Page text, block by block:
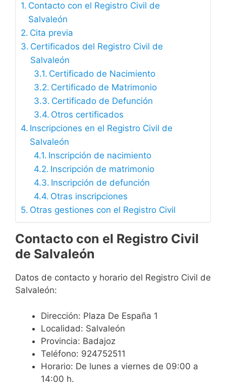
Contacto con el Registro Civil de
Salvaleón
Cita previa
Certificados del Registro Civil de
Salvaleón
Certificado de Nacimiento
Certificado de Matrimonio
Certificado de Defunción
Otros certificados
Inscripciones en el Registro Civil de
Salvaleón
Inscripción de nacimiento
Inscripción de matrimonio
Inscripción de defunción
Otras inscripciones
Otras gestiones con el Registro Civil
Contacto con el Registro Civil
de Salvaleón
Datos de contacto y horario del Registro Civil de
Salvaleón:
Dirección: Plaza De España 1
Localidad: Salvaleón
Provincia: Badajoz
Teléfono: 924752511
Horario: De lunes a viernes de 09:00 a
14:00 h.